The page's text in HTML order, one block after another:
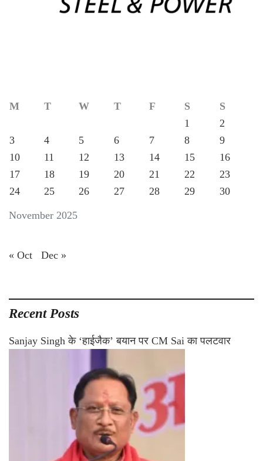
November 2025
M T W T F S
S
1
2
3
4 5 6 7 8
9
10
11 12 13 14 15
16
17
18 19 20 21 22
23
24
25 26 27 28 29 30
« Oct Dec »
Recent Posts
Sanjay Singh के ‘हाईजैक’ बयान पर CM Sai का पलटवार